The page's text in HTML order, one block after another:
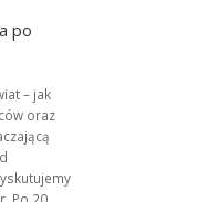
po
– jak
oraz
Po 20